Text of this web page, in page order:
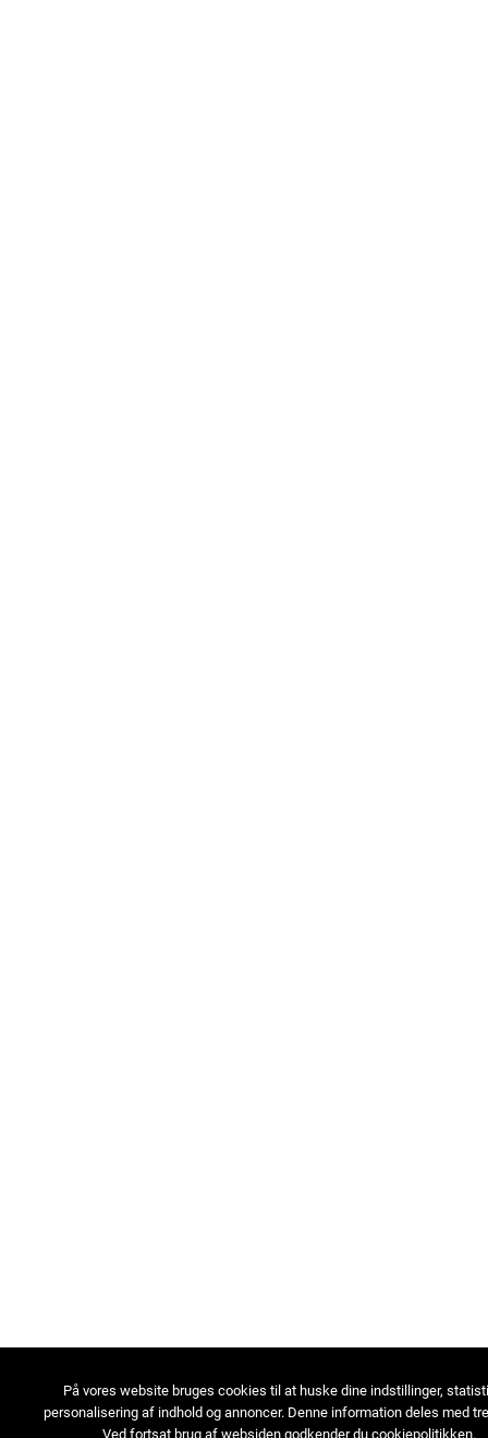
På vores website bruges cookies til at huske dine indstillinger,
personalisering af indhold og annoncer. Denne information deles med
Ved fortsat brug af websiden godkender du cookiepolitikken.